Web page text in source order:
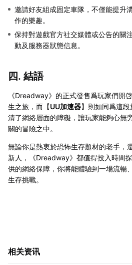
邀請好友組成固定車隊，不僅能提升
作的樂趣。
保持對遊戲官方社交媒體或公告的關
動及服務器狀態信息。
四. 結語
《Dreadway》的正式發售爲玩家們開
生之旅，而【UU加速器】則如同爲這
清了網絡層面的障礙，讓玩家能夠心無
關的冒險之中。
無論你是熱衷於恐怖生存題材的老手，
新人，《Dreadway》都值得投入時間
供的網絡保障，你將能體驗到一場流暢
生存挑戰。
相关资讯